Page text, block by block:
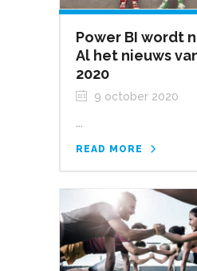
Power BI wordt
Al het nieuws
2020
9 october 2020
...
READ MORE